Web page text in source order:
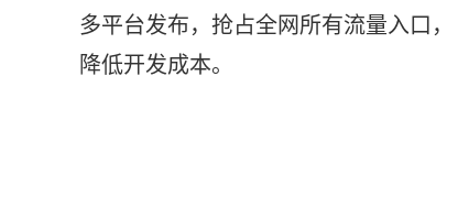
多平台发布，抢占全网所有流量入口，
降低开发成本。